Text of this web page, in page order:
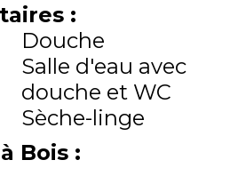
:
Douche
Salle d'eau avec
douche et WC
Sèche-linge
Bois :